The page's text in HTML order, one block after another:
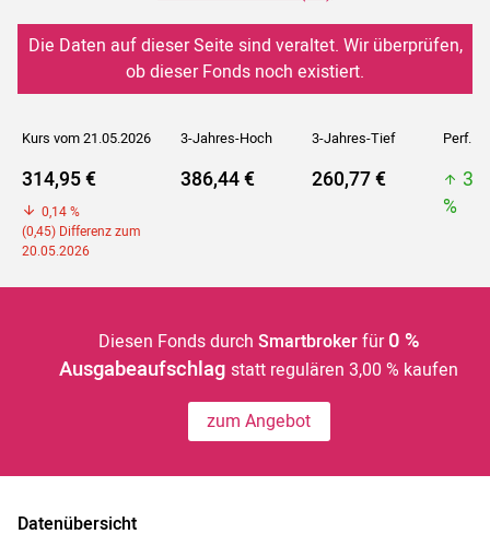
Die Daten auf dieser Seite sind veraltet. Wir überprüfen,
ob dieser Fonds noch existiert.
Kurs vom 21.05.2026 3-Jahres-Hoch 3-Jahres-Tief Perf. 5J
314,95 €
0,14 %
(0,45) Differenz zum
20.05.2026
386,44 € 260,77 €
%
Diesen Fonds durch Smartbrokerfür 0 %
Ausgabeaufschlagstatt regulären 3,00 % kaufen
zum Angebot
Datenübersicht